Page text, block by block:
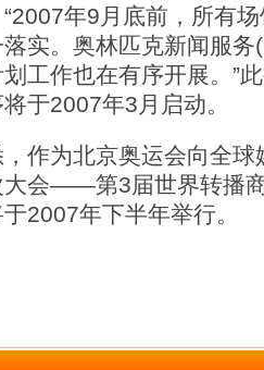
年9月底前，所有
实。奥林匹克新闻服
工作也在有序开展。”
于2007年3月启动。
为北京奥运会向全球
大会——第3届世界转播
2007年下半年举行。